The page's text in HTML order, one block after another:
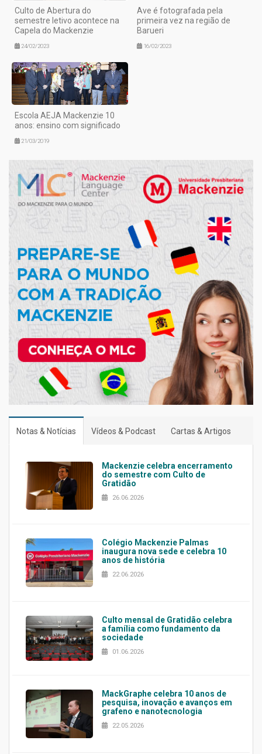
Culto de Abertura do
semestre letivo acontece na
Capela do Mackenzie
24/02/2023
Ave é fotografada pela
primeira vez na região de
Barueri
16/02/2023
Escola AEJA Mackenzie 10
anos: ensino com significado
21/03/2019
Notas & Notícias Vídeos & Podcast Cartas & Artigos
Mackenzie celebra encerramento
do semestre com Culto de
Gratidão
26.06.2026
Colégio Mackenzie Palmas
inaugura nova sede e celebra 10
anos de história
22.06.2026
Culto mensal de Gratidão celebra
a família como fundamento da
sociedade
01.06.2026
MackGraphe celebra 10 anos de
pesquisa, inovação e avanços em
grafeno e nanotecnologia
22.05.2026